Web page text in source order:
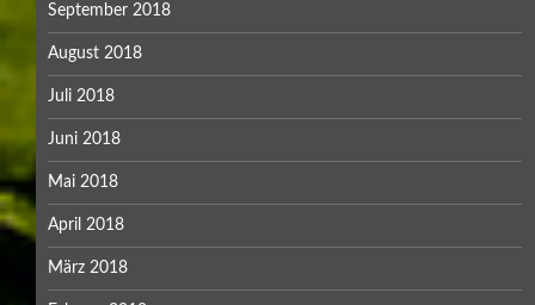
September 2018
August 2018
Juli 2018
Juni 2018
Mai 2018
April 2018
März 2018